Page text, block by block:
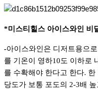
*미스티힐스 아이스와인 비
-아이스와인은 디저트용으
를 기온이 영하10도 이하로
를 수확해야 한다고 한다.
당도가 보통 포도의 2-3배